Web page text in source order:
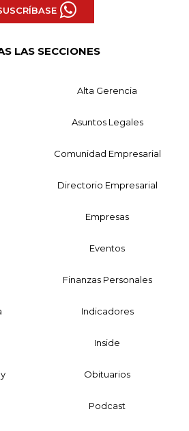
LAS SECCIONES
Alta Gerencia
Asuntos Legales
Comunidad Empresarial
Directorio Empresarial
Empresas
Eventos
Finanzas Personales
Indicadores
Inside
Obituarios
Podcast